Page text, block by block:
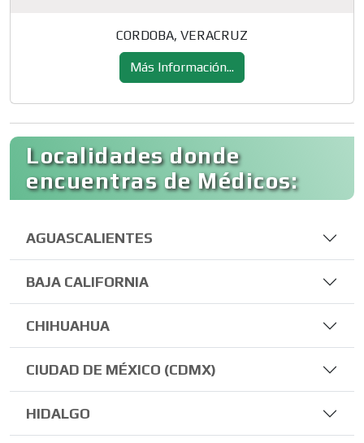
CORDOBA, VERACRUZ
Más Información...
Localidades donde
encuentras de Médicos:
AGUASCALIENTES
BAJA CALIFORNIA
CHIHUAHUA
CIUDAD DE MÉXICO (CDMX)
HIDALGO